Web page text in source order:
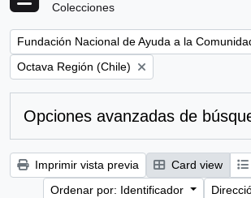
Colecciones
Remove filter:
Remove filter:
Octava Región (Chile)
Opciones avanzadas de
Imprimir vista previa Card view
Ordenar por: Identificador